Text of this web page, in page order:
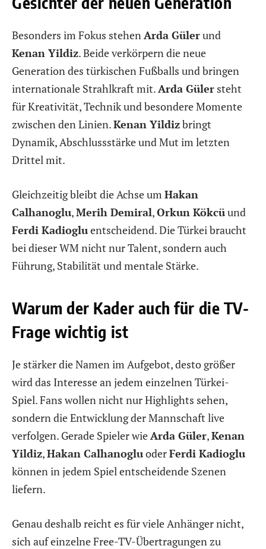
Besonders im Fokus stehenArda Gülerund
Kenan Yildiz. Beide verkörpern die neue
Generation des türkischen Fußballs und bringen
internationale Strahlkraft mit.Arda Güler steht
für Kreativität, Technik und besondere Momente
zwischen den Linien.Kenan Yildizbringt
Dynamik, Abschlussstärke und Mut im letzten
Drittel mit.
Gleichzeitig bleibt die Achse um Hakan
Calhanoglu,Merih Demiral,Orkun Kökcüund
Ferdi Kadiogluentscheidend. Die Türkei braucht
bei dieser WM nicht nur Talent, sondern auch
Führung, Stabilität und mentale Stärke.
Warum der Kader auch für die TV-
Frage wichtig ist
Je stärker die Namen im Aufgebot, desto größer
wird das Interesse an jedem einzelnen Türkei-
Spiel. Fans wollen nicht nur Highlights sehen,
sondern die Entwicklung der Mannschaft live
verfolgen. Gerade Spieler wieArda Güler,Kenan
Yildiz,Hakan CalhanogluoderFerdi Kadioglu
können in jedem Spiel entscheidende Szenen
liefern.
Genau deshalb reicht es für viele Anhänger nicht,
sich auf einzelne Free-TV-Übertragungen zu